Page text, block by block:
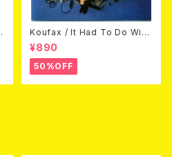
Koufax / It Had To Do With
Love (CD)
¥890
50%OFF